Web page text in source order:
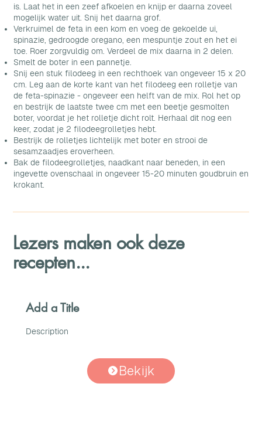
is. Laat het in een zeef afkoelen en knijp er daarna zoveel
mogelijk water uit. Snij het daarna grof.
Verkruimel de feta in een kom en voeg de gekoelde ui,
spinazie, gedroogde oregano, een mespuntje zout en het ei
toe. Roer zorgvuldig om. Verdeel de mix daarna in 2 delen.
Smelt de boter in een pannetje.
Snij een stuk filodeeg in een rechthoek van ongeveer 15 x 20
cm. Leg aan de korte kant van het filodeeg een rolletje van
de feta-spinazie - ongeveer een helft van de mix. Rol het op
en bestrijk de laatste twee cm met een beetje gesmolten
boter, voordat je het rolletje dicht rolt. Herhaal dit nog een
keer, zodat je 2 filodeegrolletjes hebt.
Bestrijk de rolletjes lichtelijk met boter en strooi de
sesamzaadjes eroverheen.
Bak de filodeegrolletjes, naadkant naar beneden, in een
ingevette ovenschaal in ongeveer 15-20 minuten goudbruin en
krokant.
Lezers maken ook deze
recepten...
Add a Title
Description
Bekijk